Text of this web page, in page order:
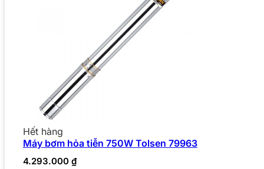
Hết hàng
Máy bơm hỏa tiễn 750W Tolsen 79963
4.293.000 ₫